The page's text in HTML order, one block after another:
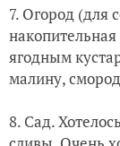
7. Огород (для
ягодным
малину,
8. Сад.